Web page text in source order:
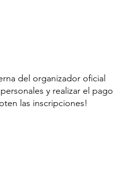
del organizador oficial
y realizar el pago
las inscripciones!